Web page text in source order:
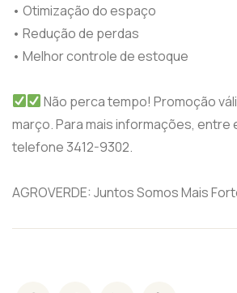
• Otimização do espaço
• Redução de perdas
• Melhor controle de estoque
Não perca tempo! Promoção
março. Para mais informações, entre
telefone 3412-9302.
AGROVERDE: Juntos Somos Mais